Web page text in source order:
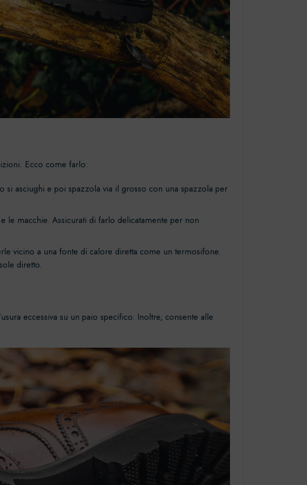
Ecco come farlo:
si asciughi e poi spazzola via il grosso con una spazzola per
macchie. Assicurati di farlo delicatamente per non
vicino a una fonte di calore diretta come un termosifone.
diretto.
eccessiva su un paio specifico. Inoltre, consente alle